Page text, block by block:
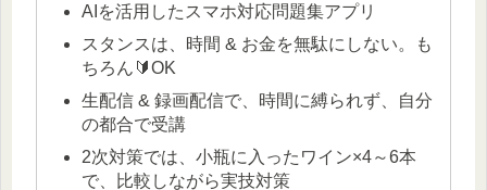
AIを活用したスマホ対応問題集アプリ
スタンスは、時間 & お金を無駄にしない。も
ちろん🔰OK
生配信 & 録画配信で、時間に縛られず、自分
の都合で受講
2次対策では、小瓶に入ったワイン×4～6本
で、比較しながら実技対策